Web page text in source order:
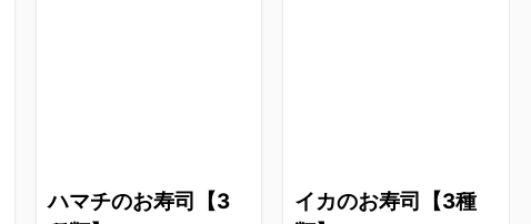
ハマチのお寿司【3
イカのお寿司【3種